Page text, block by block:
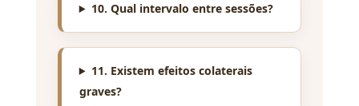
10. Qual intervalo entre sessões?
11. Existem efeitos colaterais
graves?